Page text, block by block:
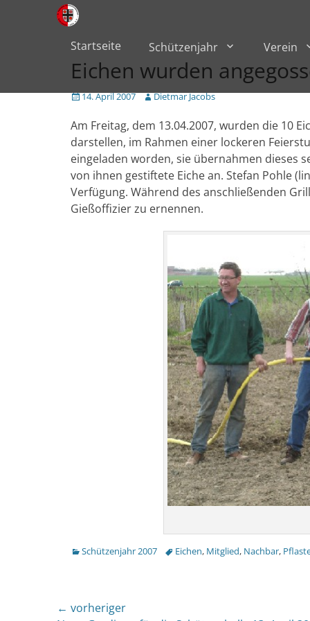
zum
Inhalt
überspringen
Primärmenü
Startseite Schützenjahr Verein
Eichen wurden
Veröffentlicht
14. April 2007 Author
Dietmar Jacobs
Am Freitag, dem 13.04.2007, wurden die 10
darstellen, im Rahmen einer lockeren
eingeladen worden, sie übernahmen dieses
von ihnen gestiftete Eiche an. Stefan Pohle
Verfügung. Während des anschließenden
Gießoffizier zu ernennen.
Kategorien
Schützenjahr 2007 TagsEichen, Mitglied, Nachbar,
Beitragsnavigation
← vorheriger